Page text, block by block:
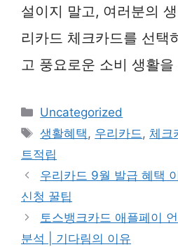
설이지 말고, 여러분의
리카드 체크카드를 선택
고 풍요로운 소비 생활
카
테
리
Uncategorized
태
그
생활혜택, 우리카드,체크
트적립
우리카드 9월 발급 혜택
신청 꿀팁
토스뱅크카드 애플페이
분석 | 기다림의 이유